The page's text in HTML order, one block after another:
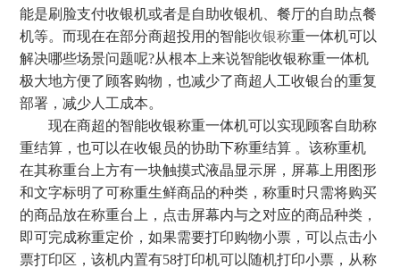
能是刷脸支付收银机或者是自助收银机、餐厅的自助点餐
机等。而现在在部分商超投用的智能收银称重一体机可以
解决哪些场景问题呢?从根本上来说智能收银称重一体机
极大地方便了顾客购物，也减少了商超人工收银台的重复
部署，减少人工成本。
现在商超的智能收银称重一体机可以实现顾客自助称
重结算，也可以在收银员的协助下称重结算 。该称重机
在其称重台上方有一块触摸式液晶显示屏，屏幕上用图形
和文字标明了可称重生鲜商品的种类，称重时只需将购买
的商品放在称重台上，点击屏幕内与之对应的商品种类，
即可完成称重定价，如果需要打印购物小票，可以点击小
票打印区，该机内置有58打印机可以随机打印小票，从称